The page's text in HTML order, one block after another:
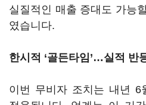
실질적인 매출 증대도 가능
였습니다.
한시적 ‘골든타임’…실적 반
이번 무비자 조치는 내년 6